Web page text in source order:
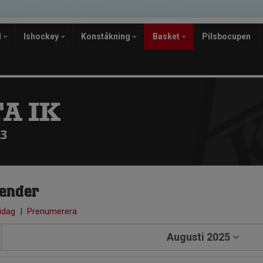
Ishockey Konståkning Basket Pilsbocupen
IK
| Prenumerera
Augusti 2025